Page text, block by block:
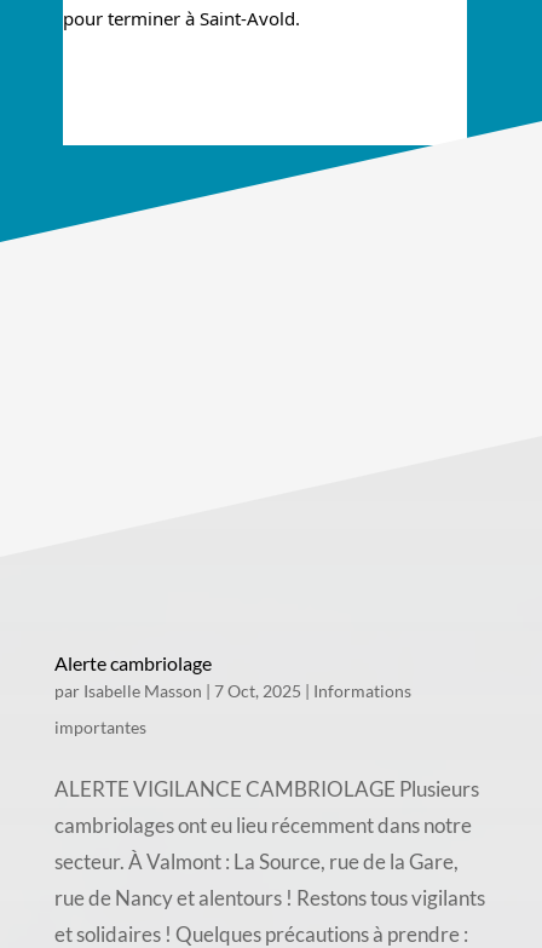
pour terminer à Saint-Avold.
Alerte cambriolage
par Isabelle Masson | 7 Oct, 2025 | Informations
importantes
ALERTE VIGILANCE CAMBRIOLAGE Plusieurs
cambriolages ont eu lieu récemment dans notre
secteur. À Valmont : La Source, rue de la Gare,
rue de Nancy et alentours ! Restons tous vigilants
et solidaires ! Quelques précautions à prendre :